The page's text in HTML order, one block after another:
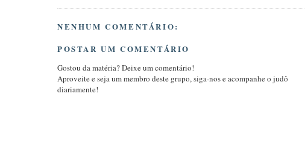
NENHUM COMENTÁRIO:
POSTAR UM COMENTÁRIO
Gostou da matéria? Deixe um comentário!
Aproveite e seja um membro deste grupo, siga-nos e acompanhe o judô
diariamente!